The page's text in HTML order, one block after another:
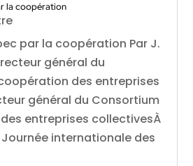
la coopération
par la coopération Par J.
général du
des entreprises
général du Consortium
entreprises collectivesÀ
internationale des